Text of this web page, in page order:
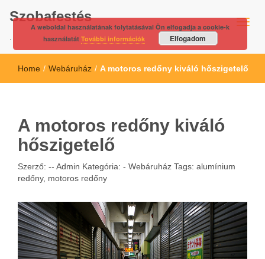
Szobafestés
Home / Webáruház / A motoros redőny kiváló hőszigetelő
A motoros redőny kiváló
hőszigetelő
Szerző: -- Admin Kategória: - Webáruház Tags: alumínium
redőny, motoros redőny
A weboldal használatának folytatásával Ön elfogadja a cookie-k
használatát További információk Elfogadom